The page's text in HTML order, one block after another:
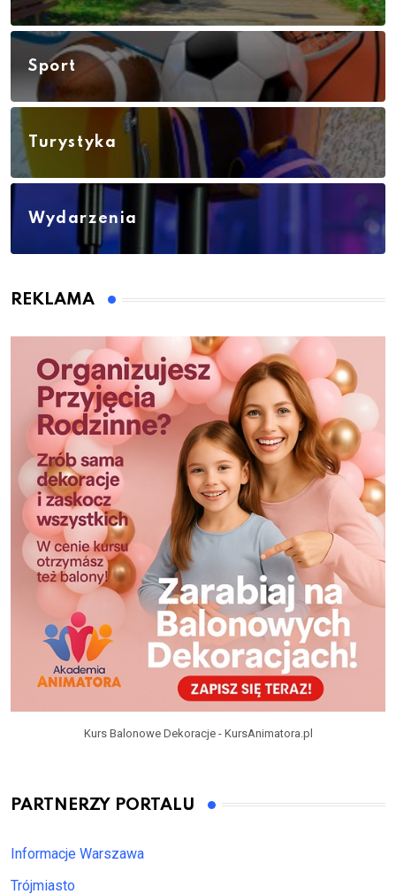
Sport
Turystyka
Wydarzenia
REKLAMA
Kurs Balonowe Dekoracje - KursAnimatora.pl
PARTNERZY PORTALU
Informacje Warszawa
Trójmiasto